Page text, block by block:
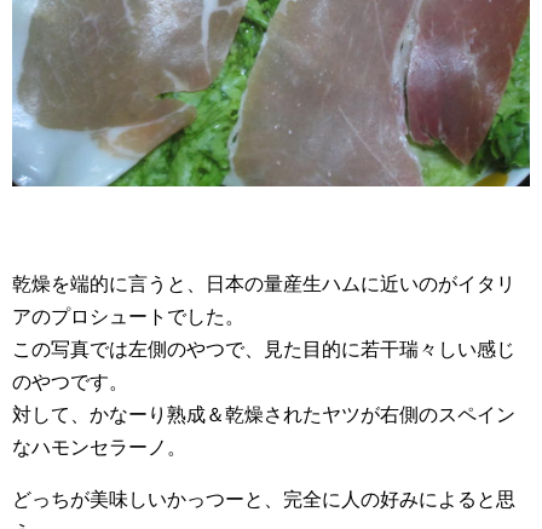
乾燥を端的に言うと、日本の量産生ハムに近いのがイタリ
アのプロシュートでした。
この写真では左側のやつで、見た目的に若干瑞々しい感じ
のやつです。
対して、かなーり熟成＆乾燥されたヤツが右側のスペイン
なハモンセラーノ。
どっちが美味しいかっつーと、完全に人の好みによると思